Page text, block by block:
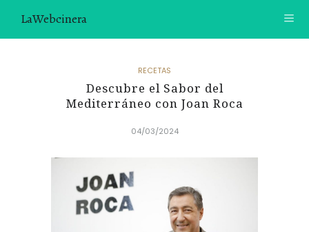
LaWebcinera
VIDEORECETAS
SOBRE MÍ
¿TE GUSTARÍA UNIRTE A NUESTRA AVENTURA GASTRON
RECETAS
Descubre el Sabor del
Mediterráneo con Joan Roca
04/03/2024